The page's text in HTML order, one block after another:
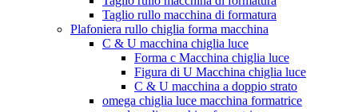
Taglio rullo macchina di formatura
Plafoniera rullo chiglia forma macchina
C & U macchina chiglia luce
Forma c Macchina chiglia luce
Figura di U Macchina chiglia luce
C & U macchina a doppio strato
omega chiglia luce macchina formatrice